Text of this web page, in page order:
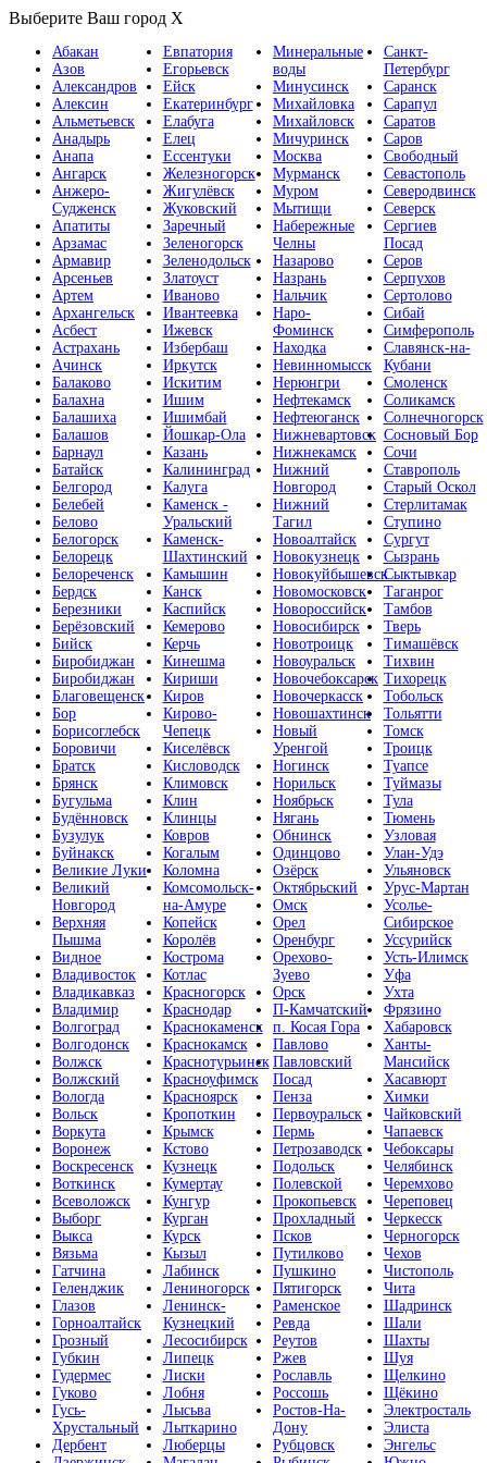
Выберите Ваш город X
Абакан
Азов
Александров
Алексин
Альметьевск
Анадырь
Анапа
Ангарск
Анжеро-
Судженск
Апатиты
Арзамас
Армавир
Арсеньев
Артем
Архангельск
Асбест
Астрахань
Ачинск
Балаково
Балахна
Балашиха
Балашов
Барнаул
Батайск
Белгород
Белебей
Белово
Белогорск
Белорецк
Белореченск
Бердск
Березники
Берёзовский
Бийск
Биробиджан
Биробиджан
Благовещенск
Бор
Борисоглебск
Боровичи
Братск
Брянск
Бугульма
Будённовск
Бузулук
Буйнакск
Великие Луки
Великий
Новгород
Верхняя
Пышма
Видное
Владивосток
Владикавказ
Владимир
Волгоград
Волгодонск
Волжск
Волжский
Вологда
Вольск
Воркута
Воронеж
Воскресенск
Воткинск
Всеволожск
Выборг
Выкса
Вязьма
Гатчина
Геленджик
Глазов
Горноалтайск
Грозный
Губкин
Гудермес
Гуково
Гусь-
Хрустальный
Дербент
Евпатория
Егорьевск
Ейск
Екатеринбург
Елабуга
Елец
Ессентуки
Железногорск
Жигулёвск
Жуковский
Заречный
Зеленогорск
Зеленодольск
Златоуст
Иваново
Ивантеевка
Ижевск
Избербаш
Иркутск
Искитим
Ишим
Ишимбай
Йошкар-Ола
Казань
Калининград
Калуга
Каменск -
Уральский
Каменск-
Шахтинский
Камышин
Канск
Каспийск
Кемерово
Керчь
Кинешма
Кириши
Киров
Кирово-
Чепецк
Киселёвск
Кисловодск
Климовск
Клин
Клинцы
Ковров
Когалым
Коломна
Комсомольск-
на-Амуре
Копейск
Королёв
Кострома
Котлас
Красногорск
Краснодар
Краснокаменск
Краснокамск
Краснотурьинск
Красноуфимск
Красноярск
Кропоткин
Крымск
Кстово
Кузнецк
Кумертау
Кунгур
Курган
Курск
Кызыл
Лабинск
Лениногорск
Ленинск-
Кузнецкий
Лесосибирск
Липецк
Лиски
Лобня
Лысьва
Лыткарино
Люберцы
Минеральные
воды
Минусинск
Михайловка
Михайловск
Мичуринск
Москва
Мурманск
Муром
Мытищи
Набережные
Челны
Назарово
Назрань
Нальчик
Наро-
Фоминск
Находка
Невинномысск
Нерюнгри
Нефтекамск
Нефтеюганск
Нижневартовск
Нижнекамск
Нижний
Новгород
Нижний
Тагил
Новоалтайск
Новокузнецк
Новокуйбышевск
Новомосковск
Новороссийск
Новосибирск
Новотроицк
Новоуральск
Новочебоксарск
Новочеркасск
Новошахтинск
Новый
Уренгой
Ногинск
Норильск
Ноябрьск
Нягань
Обнинск
Одинцово
Озёрск
Октябрьский
Омск
Орел
Оренбург
Орехово-
Зуево
Орск
П-Камчатский
п. Косая Гора
Павлово
Павловский
Посад
Пенза
Первоуральск
Пермь
Петрозаводск
Подольск
Полевской
Прокопьевск
Прохладный
Псков
Путилково
Пушкино
Пятигорск
Раменское
Ревда
Реутов
Ржев
Рославль
Россошь
Ростов-На-
Дону
Рубцовск
Санкт-
Петербург
Саранск
Сарапул
Саратов
Саров
Свободный
Севастополь
Северодвинск
Северск
Сергиев
Посад
Серов
Серпухов
Сертолово
Сибай
Симферополь
Славянск-на-
Кубани
Смоленск
Соликамск
Солнечногорск
Сосновый Бор
Сочи
Ставрополь
Старый Оскол
Стерлитамак
Ступино
Сургут
Сызрань
Сыктывкар
Таганрог
Тамбов
Тверь
Тимашёвск
Тихвин
Тихорецк
Тобольск
Тольятти
Томск
Троицк
Туапсе
Туймазы
Тула
Тюмень
Узловая
Улан-Удэ
Ульяновск
Урус-Мартан
Усолье-
Сибирское
Уссурийск
Усть-Илимск
Уфа
Ухта
Фрязино
Хабаровск
Ханты-
Мансийск
Хасавюрт
Химки
Чайковский
Чапаевск
Чебоксары
Челябинск
Черемхово
Череповец
Черкесск
Черногорск
Чехов
Чистополь
Чита
Шадринск
Шали
Шахты
Шуя
Щелкино
Щёкино
Электросталь
Элиста
Энгельс